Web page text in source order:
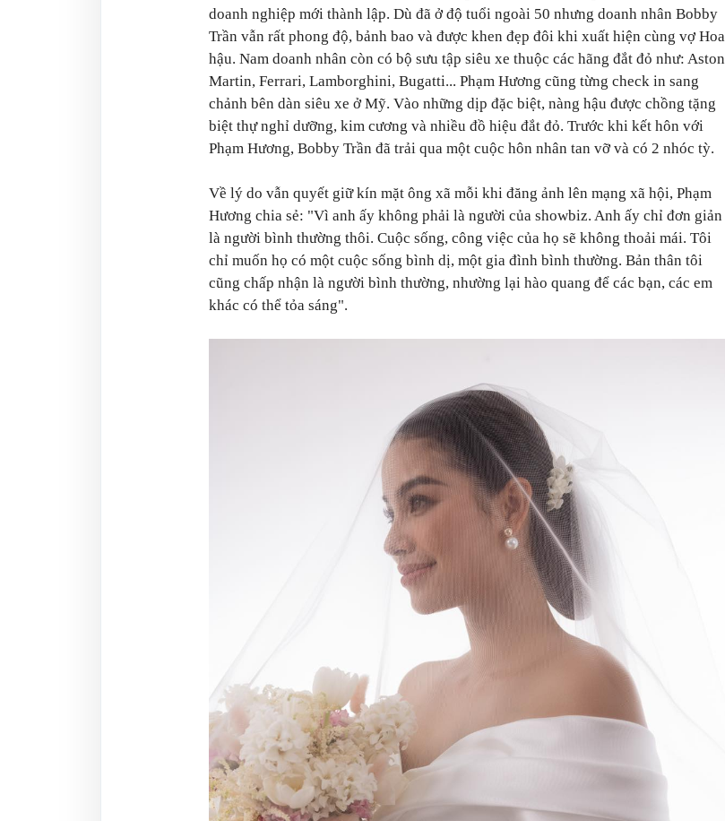
doanh nghiệp mới thành lập. Dù đã ở độ tuổi ngoài 50 nhưng doanh nhân Bobby
Trần vẫn rất phong độ, bảnh bao và được khen đẹp đôi khi xuất hiện cùng vợ Hoa
hậu. Nam doanh nhân còn có bộ sưu tập siêu xe thuộc các hãng đắt đỏ như: Aston
Martin, Ferrari, Lamborghini, Bugatti... Phạm Hương cũng từng check in sang
chảnh bên dàn siêu xe ở Mỹ. Vào những dịp đặc biệt, nàng hậu được chồng tặng
biệt thự nghỉ dưỡng, kim cương và nhiều đồ hiệu đắt đỏ. Trước khi kết hôn với
Phạm Hương, Bobby Trần đã trải qua một cuộc hôn nhân tan vỡ và có 2 nhóc tỳ.
Về lý do vẫn quyết giữ kín mặt ông xã mỗi khi đăng ảnh lên mạng xã hội, Phạm
Hương chia sẻ: "Vì anh ấy không phải là người của showbiz. Anh ấy chỉ đơn giản
là người bình thường thôi. Cuộc sống, công việc của họ sẽ không thoải mái. Tôi
chỉ muốn họ có một cuộc sống bình dị, một gia đình bình thường. Bản thân tôi
cũng chấp nhận là người bình thường, nhường lại hào quang để các bạn, các em
khác có thể tỏa sáng".